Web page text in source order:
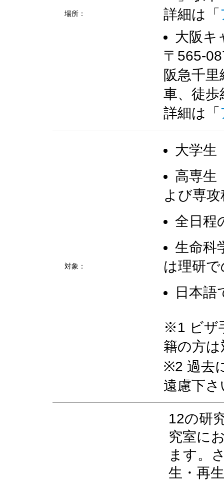
場所：
詳細は「
大阪キ
〒565-
阪急千
車、徒歩
詳細は「
対象：
大学生
高専生
よび専攻
全日程
生命科
は理研
日本
※1 ビザ
籍の方
※2 過去
遠慮下
12の研
究室に
ます。
生・再